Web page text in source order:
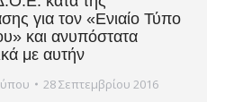
για τον «Ενιαίο Τύπο
και ανυπόστατα
με αυτήν
28 Σεπτεμβρίου 2016